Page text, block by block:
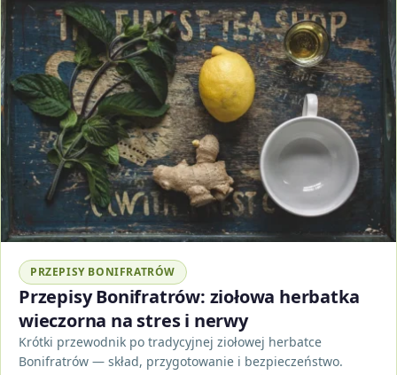
PRZEPISY BONIFRATRÓW
Przepisy Bonifratrów: ziołowa herbatka
wieczorna na stres i nerwy
Krótki przewodnik po tradycyjnej ziołowej herbatce
Bonifratrów — skład, przygotowanie i bezpieczeństwo.